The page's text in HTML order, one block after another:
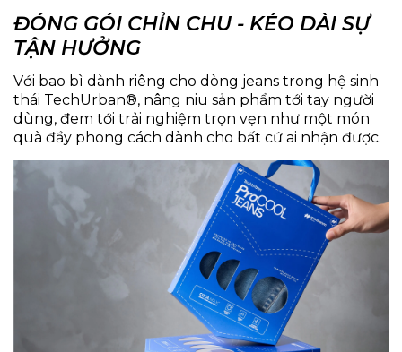
ĐÓNG GÓI CHỈN CHU - KÉO DÀI SỰ
TẬN HƯỞNG
Với bao bì dành riêng cho dòng jeans trong hệ sinh
thái TechUrban®, nâng niu sản phẩm tới tay người
dùng, đem tới trải nghiệm trọn vẹn như một món
quà đầy phong cách dành cho bất cứ ai nhận được.